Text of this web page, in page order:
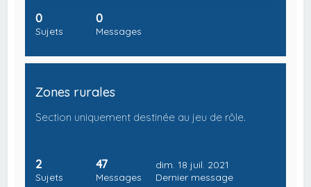
0
Sujets
0
Messages
Zones rurales
Section uniquement destinée au jeu de rôle.
2
Sujets
47
Messages
dim. 18 juil. 2021
Dernier message